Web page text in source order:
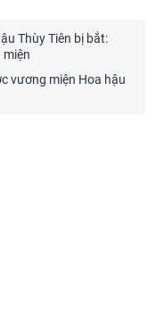
Thùy Tiên bị bắt:
miện
vương miện Hoa hậu